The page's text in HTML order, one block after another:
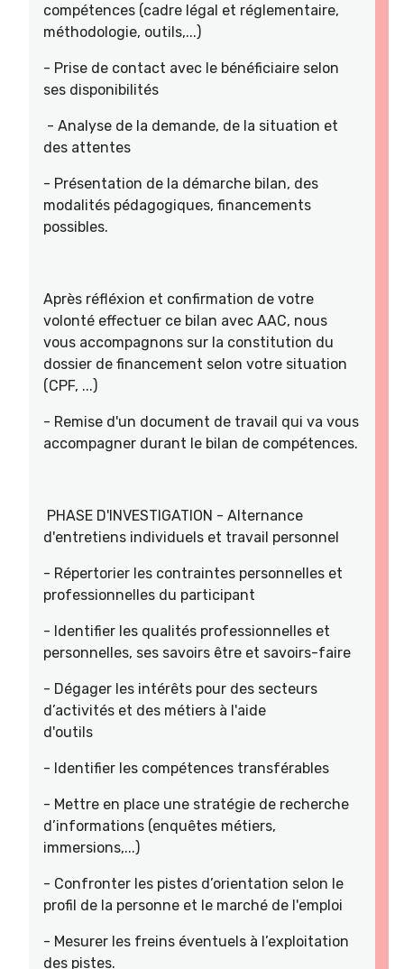
compétences (cadre légal et réglementaire,
méthodologie, outils,...)
- Prise de contact avec le bénéficiaire selon
ses disponibilités
- Analyse de la demande, de la situation et
des attentes
- Présentation de la démarche bilan, des
modalités pédagogiques, financements
possibles.
Après réfléxion et confirmation de votre
volonté effectuer ce bilan avec AAC, nous
vous accompagnons sur la constitution du
dossier de financement selon votre situation
(CPF, ...)
- Remise d'un document de travail qui va vous
accompagner durant le bilan de compétences.
PHASE D'INVESTIGATION - Alternance
d'entretiens individuels et travail personnel
- Répertorier les contraintes personnelles et
professionnelles du participant
- Identifier les qualités professionnelles et
personnelles, ses savoirs être et savoirs-faire
- Dégager les intérêts pour des secteurs
d’activités et des métiers à l'aide
d'outils
- Identifier les compétences transférables
- Mettre en place une stratégie de recherche
d’informations (enquêtes métiers,
immersions,...)
- Confronter les pistes d’orientation selon le
profil de la personne et le marché de l'emploi
- Mesurer les freins éventuels à l’exploitation
des pistes.